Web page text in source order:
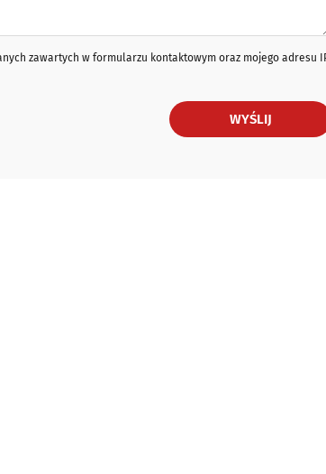
zawartych w formularzu kontaktowym oraz mojego adresu
WYŚLIJ